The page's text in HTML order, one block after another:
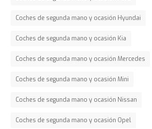
Coches de segunda mano y ocasión Hyundai
Coches de segunda mano y ocasión Kia
Coches de segunda mano y ocasión Mercedes
Coches de segunda mano y ocasión Mini
Coches de segunda mano y ocasión Nissan
Coches de segunda mano y ocasión Opel